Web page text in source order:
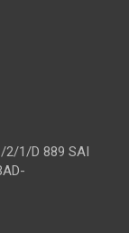
1/D 889 SAI